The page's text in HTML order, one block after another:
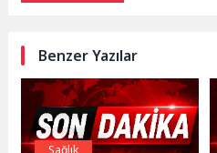
Benzer Yazılar
Sağlık